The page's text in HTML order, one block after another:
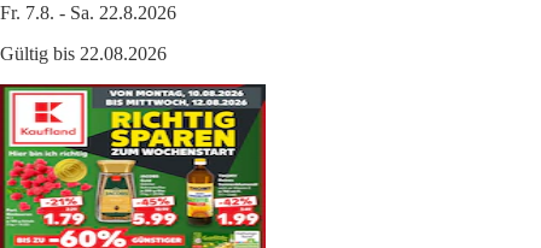
Fr. 7.8. - Sa. 22.8.2026
Gültig bis 22.08.2026